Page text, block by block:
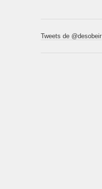
Tweets de @desobeir